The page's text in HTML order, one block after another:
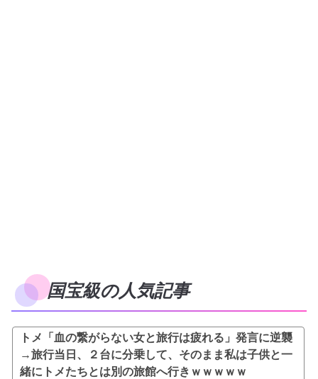
国宝級の人気記事
トメ「血の繋がらない女と旅行は疲れる」発言に逆襲
→旅行当日、２台に分乗して、そのまま私は子供と一
緒にトメたちとは別の旅館へ行きｗｗｗｗｗ